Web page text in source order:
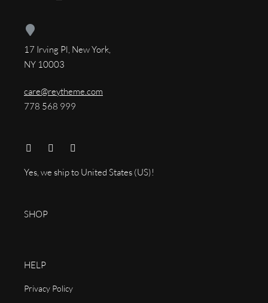
17 Irving Pl, New York,
NY 10003
care@reytheme.com
778 568 999
Yes, we ship to United States (US)!
SHOP
HELP
Privacy Policy